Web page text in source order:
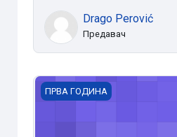
Drago Perović
Предавач
Црквенословенски језик 2
ПРВА ГОДИНА